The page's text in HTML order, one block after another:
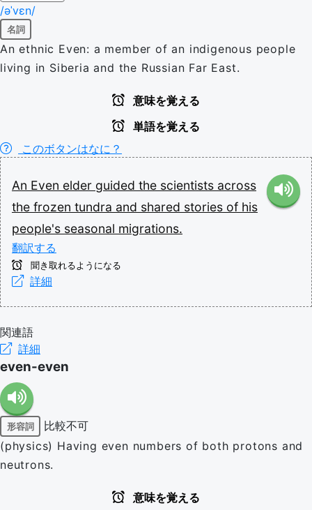
/əˈvɛn/
名詞
An ethnic Even: a member of an indigenous people
living in Siberia and the Russian Far East.
意味を覚える
単語を覚える
このボタンはなに？
An Even elder guided the scientists across
the frozen tundra and shared stories of his
people's seasonal migrations.
翻訳する
聞き取れるようになる
詳細
関連語
詳細
even-even
形容詞
比較不可
(physics) Having even numbers of both protons and
neutrons.
意味を覚える